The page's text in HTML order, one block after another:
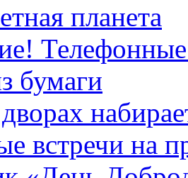
планета
бумаги
встречи на